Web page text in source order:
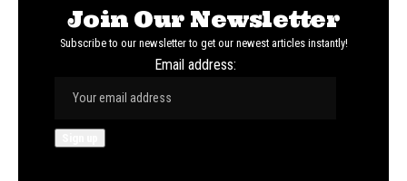
Join Our Newsletter
Subscribe to our newsletter to get our newest articles instantly!
Email address: